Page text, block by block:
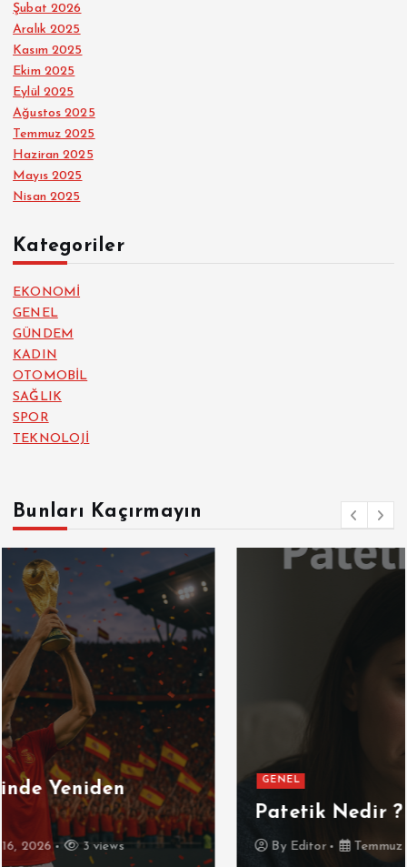
Şubat 2026
Aralık 2025
Kasım 2025
Ekim 2025
Eylül 2025
Ağustos 2025
Temmuz 2025
Haziran 2025
Mayıs 2025
Nisan 2025
Kategoriler
EKONOMİ
GENEL
GÜNDEM
KADIN
OTOMOBİL
SAĞLIK
SPOR
TEKNOLOJİ
Bunları Kaçırmayın
GENEL
Patetik Nedir ?
ByEditor Temmuz 7, 2026 5 views